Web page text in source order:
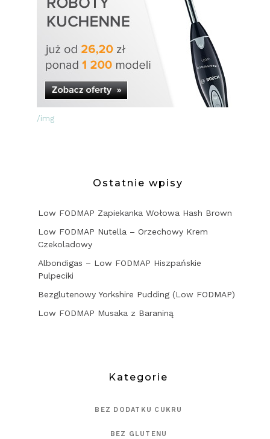
/img
Ostatnie wpisy
Low FODMAP Zapiekanka Wołowa Hash Brown
Low FODMAP Nutella – Orzechowy Krem
Czekoladowy
Albondigas – Low FODMAP Hiszpańskie
Pulpeciki
Bezglutenowy Yorkshire Pudding (Low FODMAP)
Low FODMAP Musaka z Baraniną
Kategorie
BEZ DODATKU CUKRU
BEZ GLUTENU